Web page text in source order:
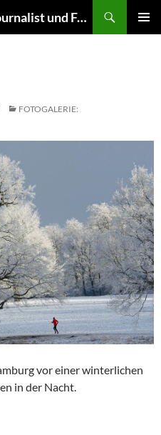
Markus Tischler – Freier Journalist und Fotograf
FOTOGALERIE:
vor einer winterlichen
in der Nacht.